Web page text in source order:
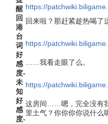
醒 https://
回
港
台
词
回来啦？那赶紧趁热喝了
https://
好
感
度-
未
知
……我看走眼了么。
https://
好
感
度-
这房间……嗯，完全没有
里土气？你你你你说什么